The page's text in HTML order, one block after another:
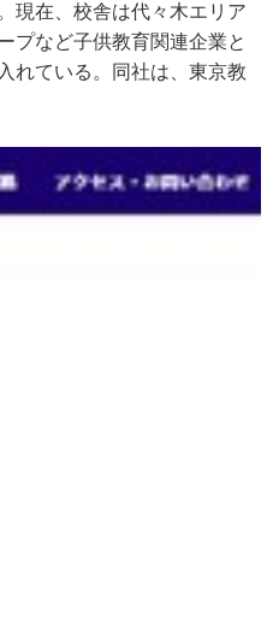
現在、校舎は代々木エリア
プなど子供教育関連企業と
れている。同社は、東京教